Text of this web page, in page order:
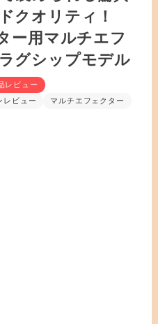
クオリティ！
ー用マルチエフ
グシップモデル
レビュー
レビュー マルチエフェクター